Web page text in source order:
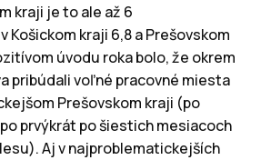
kraji je to ale až 6
Košickom kraji 6,8 a Prešovskom
úvodu roka bolo, že okrem
pribúdali voľné pracovné miesta
Prešovskom kraji (po
prvýkrát po šiestich mesiacoch
Aj v najproblematickejších